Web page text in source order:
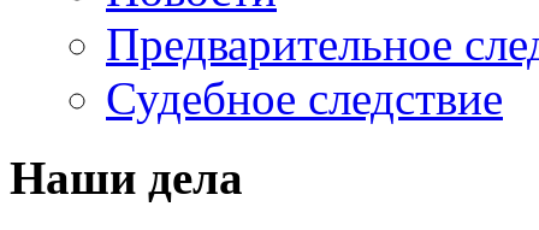
Предварительное
Судебное следствие
Наши дела